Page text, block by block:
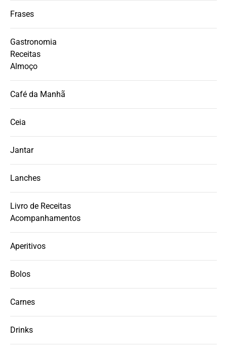
Frases
Gastronomia
Receitas
Almoço
Café da Manhã
Ceia
Jantar
Lanches
Livro de Receitas
Acompanhamentos
Aperitivos
Bolos
Carnes
Drinks